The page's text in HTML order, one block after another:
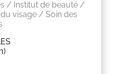
/ Institut de beauté /
visage / Soin des